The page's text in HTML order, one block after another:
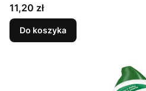
Cena
11,20 zł
Do koszyka